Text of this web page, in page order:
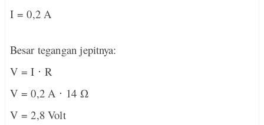
I = 0,2 A
Besar tegangan jepitnya:
V = I ⋅ R
V = 0,2 A ⋅ 14Ω
V = 2,8 Volt